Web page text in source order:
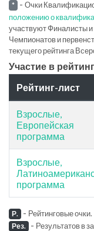
* - Очки
положению о
участвуют Финалисты
Чемпионатов и
текущего рейтинга
Участие в
Рейтинг-лист
Взрослые,
Европейская
программа
Взрослые,
программа
Р. - Рейтинговые очки.
Рез. - Результатов в